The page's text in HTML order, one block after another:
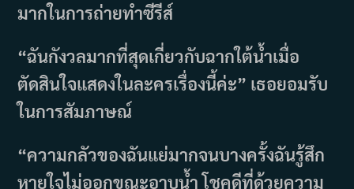
มากในการถ่ายทำซีรีส์
“ฉันกังวลมากที่สุดเกี่ยวกับฉากใต้น้ำเมื่อ
ตัดสินใจแสดงในละครเรื่องนี้ค่ะ” เธอยอมรับ
ในการสัมภาษณ์
“ความกลัวของฉันแย่มากจนบางครั้งฉันรู้สึก
หายใจไม่ออกขณะอาบน้ำ โชคดีที่ด้วยความ